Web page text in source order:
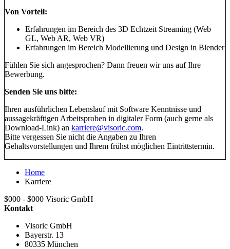
Von Vorteil:
Erfahrungen im Bereich des 3D Echtzeit Streaming (Web
GL, Web AR, Web VR)
Erfahrungen im Bereich Modellierung und Design in Blender
Fühlen Sie sich angesprochen? Dann freuen wir uns auf Ihre
Bewerbung.
Senden Sie uns bitte:
Ihren ausführlichen Lebenslauf mit Software Kenntnisse und
aussagekräftigen Arbeitsproben in digitaler Form (auch gerne als
Download-Link) an karriere@visoric.com.
Bitte vergessen Sie nicht die Angaben zu Ihren
Gehaltsvorstellungen und Ihrem frühst möglichen Eintrittstermin.
Home
Karriere
$000 - $000 Visoric GmbH
Kontakt
Visoric GmbH
Bayerstr. 13
80335 München